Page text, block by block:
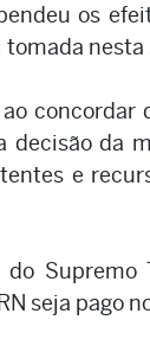
os
tomada
ao
decisão da
e
do
seja pago